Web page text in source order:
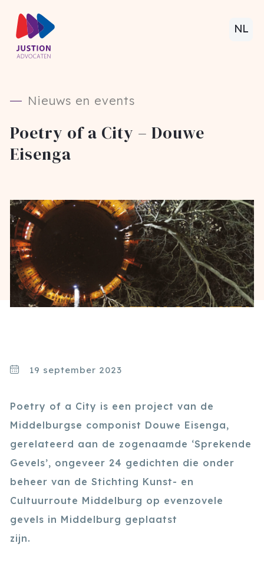
NL
Nieuws en events
Poetry of a City – Douwe
Eisenga
19 september 2023
Poetry of a City is een project van de
Middelburgse componist Douwe Eisenga,
gerelateerd aan de zogenaamde ‘Sprekende
Gevels’, ongeveer 24 gedichten die onder
beheer van de Stichting Kunst- en
Cultuurroute Middelburg op evenzovele
gevels in Middelburg geplaatst
zijn.